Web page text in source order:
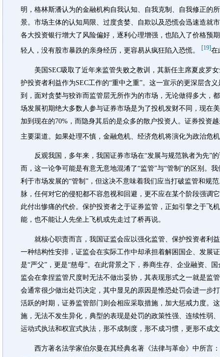
明，格林斯潘认为的金融机构自我认知、自我克制、自我修正的
景。市场主体的认知局限、过度贪婪、自欺以及恐慌会迅速造就
各大投资银行增大了风险偏好，逐利心理增强，也陷入了价格预
轻人，没有股市暴跌的亲身经历，更容易从疯狂陷入恐慌。 [19] 在
美国SEC吸取了近年来监管失败之教训，其新任主席夏皮罗女
护投资者利益作为SEC工作的“重中之重”。这一宣示的更深层含
到，面对贪婪与狡诈而监管层无所作为的市场，无论做得多大，
场发展初期绝大多数人参与证券市场是为了投机发财不同，现在
加到现在的70%，而隐身其后的是众多的散户投资人。证券投资
主要渠道。如果处理不慎，金融危机、经济危机将演化为政治危
反观我国，多年来，我国证券市场在“发展与规范孰者为先”的
而，这一论争可能是有意无意地混淆了“监管”与“管制”的区别。
利于市场发展的“管制”，但这决不意味着我们应当打破监管和规
脉，任何对它的侵犯都不容忽视和回避，更不应在某个阶段强调
此付出惨痛的代价。保护投资者之于证券监管，正如引擎之于飞
能，也不能让人先坐上飞机或先走过了桥再说。
就核心职责而言，我国证监会应以强化监管、保护投资者利
一种结构性安排，证监会在实际工作中却承担着解困国企、发展
是“严父”，更是“慈母”。在此背景之下，券商生存、企业融资、
监会在拿捏监管尺度时无法不做出妥协，其表现形式之一就是监
会通常很少做出处罚决定，其中显见的原因是惟恐处罚会进一步
活跃的时期，证券监管部门则会相应采取措施，加大惩戒力度。
施，无法不发生异化，典型的表现是处罚的政策性强、连续性弱
运动式执法和权宜式执法，形不成制度，形不成习惯，更形不成
西方著名法学家伯尔曼在其经典名著《法律与革命》中所言